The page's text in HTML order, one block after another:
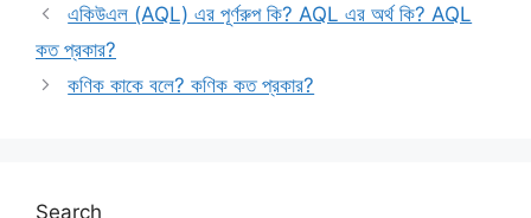
একিউএল (AQL) এর পূর্ণরুপ কি? AQL এর অর্থ কি? AQL
কত প্রকার?
কণিক কাকে বলে? কণিক কত প্রকার?
Search